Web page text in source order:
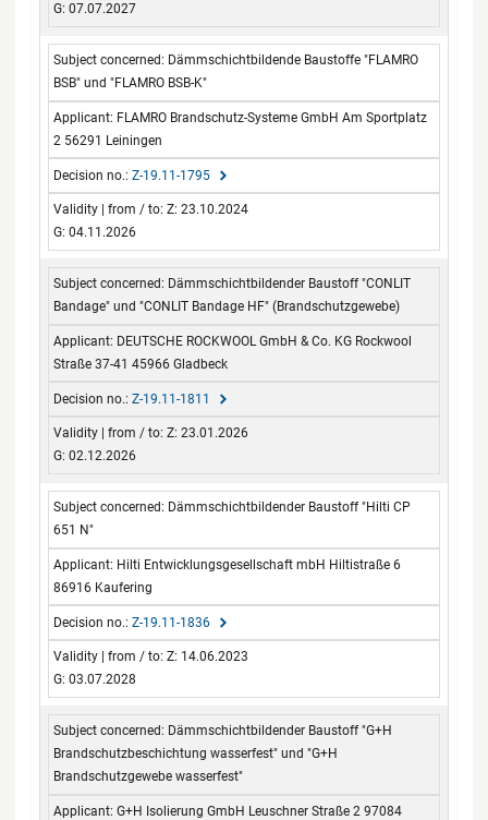
G: 07.07.2027
Dämmschichtbildende Baustoffe "FLAMRO
BSB" und "FLAMRO BSB-K"
FLAMRO Brandschutz-Systeme GmbH Am Sportplatz
2 56291 Leiningen
Z-19.11-1795
Z: 23.10.2024
G: 04.11.2026
Dämmschichtbildender Baustoff "CONLIT
Bandage" und "CONLIT Bandage HF" (Brandschutzgewebe)
DEUTSCHE ROCKWOOL GmbH & Co. KG Rockwool
Straße 37-41 45966 Gladbeck
Z-19.11-1811
Z: 23.01.2026
G: 02.12.2026
Dämmschichtbildender Baustoff "Hilti CP
651 N"
Hilti Entwicklungsgesellschaft mbH Hiltistraße 6
86916 Kaufering
Z-19.11-1836
Z: 14.06.2023
G: 03.07.2028
Dämmschichtbildender Baustoff "G+H
Brandschutzbeschichtung wasserfest" und "G+H
Brandschutzgewebe wasserfest"
G+H Isolierung GmbH Leuschner Straße 2 97084